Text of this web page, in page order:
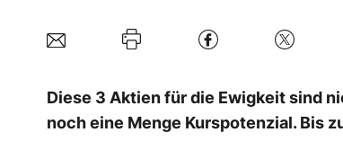
Diese 3 Aktien für die Ewigkeit sind
noch eine Menge Kurspotenzial. Bis